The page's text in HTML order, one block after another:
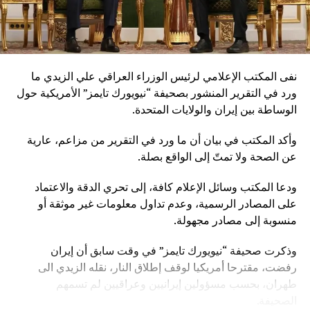
نفى المكتب الإعلامي لرئيس الوزراء العراقي علي الزيدي ما
ورد في التقرير المنشور بصحيفة “نيويورك تايمز” الأمريكية حول
الوساطة بين إيران والولايات المتحدة.
وأكد المكتب في بيان أن ما ورد في التقرير من مزاعم، عارية
عن الصحة ولا تمتّ إلى الواقع بصلة.
ودعا المكتب وسائل الإعلام كافة، إلى تحري الدقة والاعتماد
على المصادر الرسمية، وعدم تداول معلومات غير موثقة أو
منسوبة إلى مصادر مجهولة.
وذكرت صحيفة “نيويورك تايمز” في وقت سابق أن إيران
رفضت، مقترحا أمريكيا لوقف إطلاق النار، نقله الزيدي الى
طهران، بحسب مسؤولين إيرانيين وعراقيين لم تسمهم